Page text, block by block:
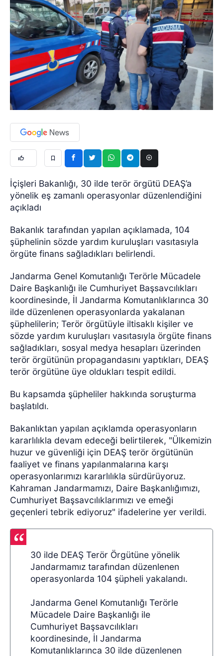
İçişleri Bakanlığı, 30 ilde terör örgütü DEAŞ’a
yönelik eş zamanlı operasyonlar düzenlendiğini
açıkladı
Bakanlık tarafından yapılan açıklamada, 104
şüphelinin sözde yardım kuruluşları vasıtasıyla
örgüte finans sağladıkları belirlendi.
Jandarma Genel Komutanlığı Terörle Mücadele
Daire Başkanlığı ile Cumhuriyet Başsavcılıkları
koordinesinde, İl Jandarma Komutanlıklarınca 30
ilde düzenlenen operasyonlarda yakalanan
şüphelilerin; Terör örgütüyle iltisaklı kişiler ve
sözde yardım kuruluşları vasıtasıyla örgüte finans
sağladıkları, sosyal medya hesapları üzerinden
terör örgütünün propagandasını yaptıkları, DEAŞ
terör örgütüne üye oldukları tespit edildi.
Bu kapsamda şüpheliler hakkında soruşturma
başlatıldı.
Bakanlıktan yapılan açıklamda operasyonların
kararlılıkla devam edeceği belirtilerek, "Ülkemizin
huzur ve güvenliği için DEAŞ terör örgütünün
faaliyet ve finans yapılanmalarına karşı
operasyonlarımızı kararlılıkla sürdürüyoruz.
Kahraman Jandarmamızı, Daire Başkanlığımızı,
Cumhuriyet Başsavcılıklarımızı ve emeği
geçenleri tebrik ediyoruz" ifadelerine yer verildi.
30 ilde DEAŞ Terör Örgütüne yönelik
Jandarmamız tarafından düzenlenen
operasyonlarda 104 şüpheli yakalandı.
Jandarma Genel Komutanlığı Terörle
Mücadele Daire Başkanlığı ile
Cumhuriyet Başsavcılıkları
koordinesinde, İl Jandarma
Komutanlıklarınca 30 ilde düzenlenen